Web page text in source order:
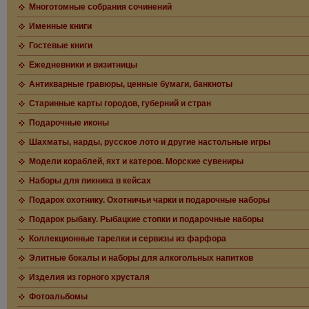
Многотомные собрания сочинений
Именные книги
Гостевые книги
Ежедневники и визитницы
Антикварные гравюры, ценные бумаги, банкноты
Старинные карты городов, губерний и стран
Подарочные иконы
Шахматы, нарды, русское лото и другие настольные игры
Модели кораблей, яхт и катеров. Морские сувениры
Наборы для пикника в кейсах
Подарок охотнику. Охотничьи чарки и подарочные наборы
Подарок рыбаку. Рыбацкие стопки и подарочные наборы
Коллекционные тарелки и сервизы из фарфора
Элитные бокалы и наборы для алкогольных напитков
Изделия из горного хрусталя
Фотоальбомы